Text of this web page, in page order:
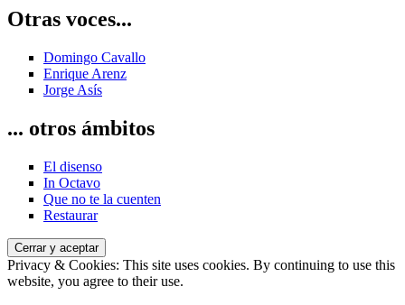
Otras voces...
Domingo Cavallo
Enrique Arenz
Jorge Asís
... otros ámbitos
El disenso
In Octavo
Que no te la cuenten
Restaurar
Privacy & Cookies: This site uses cookies. By continuing to use this
website, you agree to their use.